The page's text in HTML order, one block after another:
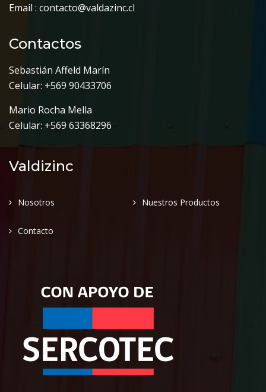
Email : contacto@valdazinc.cl
Contactos
Sebastián Affeld Marín
Celular: +569 90433706
Mario Rocha Mella
Celular: +569 63368296
Valdizinc
Nosotros Nuestros Productos
Contacto